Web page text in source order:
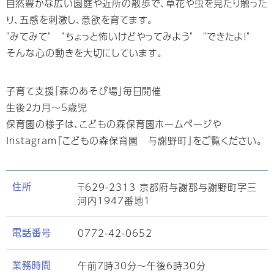
自然豊かな広い園庭や近所の散歩で、草花や虫を見たり触った
り、五感を刺激し、意欲を育てます。
"みてみて" "ちょっと怖いけどやってみよう" "できたよ！"
そんな心の動きを大切にしています。
子育て支援「森のあそび場」毎日開催
生後2カ月～5歳児
保育園の様子は、こどもの森保育園ホームページや
Instagram『こどもの森保育園 与謝野町』をご覧ください。
住所
〒629-2313 京都府与謝郡与謝野町字三
河内1947番地1
電話番号 0772-42-0652
業務時間 午前7時30分～午後6時30分